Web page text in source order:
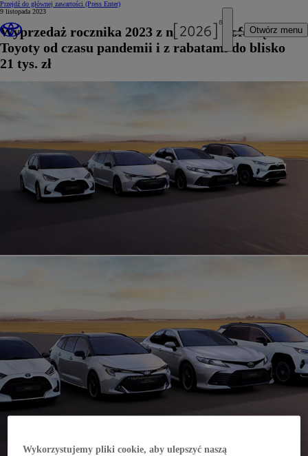
Przejdź do głównej zawartości (Press Enter)
Otwórz menu
9 listopada 2023
Wyprzedaż rocznika 2023 z najszerszą ofertą
Toyoty od czasu pandemii i z rabatami do blisko
21 tys. zł
Wykorzystujemy pliki cookie, aby ulepszyć naszą